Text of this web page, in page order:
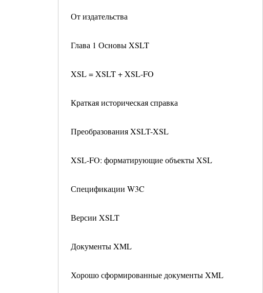
От издательства
Глава 1 Основы XSLT
XSL = XSLT + XSL-FO
Краткая историческая справка
Преобразования XSLT-XSL
XSL-FO: форматирующие объекты XSL
Спецификации W3C
Версии XSLT
Документы XML
Хорошо сформированные документы XML